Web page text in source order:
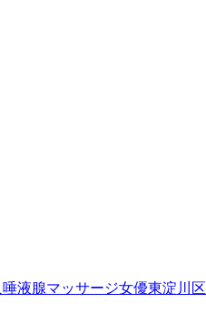
唾液腺マッサージ女優東淀川区